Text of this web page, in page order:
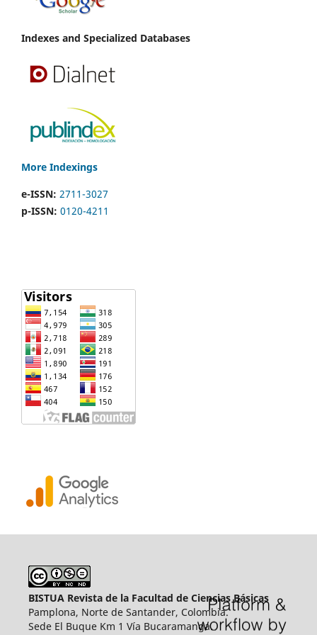
Indexes and Specialized Databases
More Indexings
e-ISSN: 2711-3027
p-ISSN: 0120-4211
BISTUA Revista de la Facultad de Ciencias Básicas
Pamplona, Norte de Santander, Colombia.
Sede El Buque Km 1 Vía Bucaramanga.